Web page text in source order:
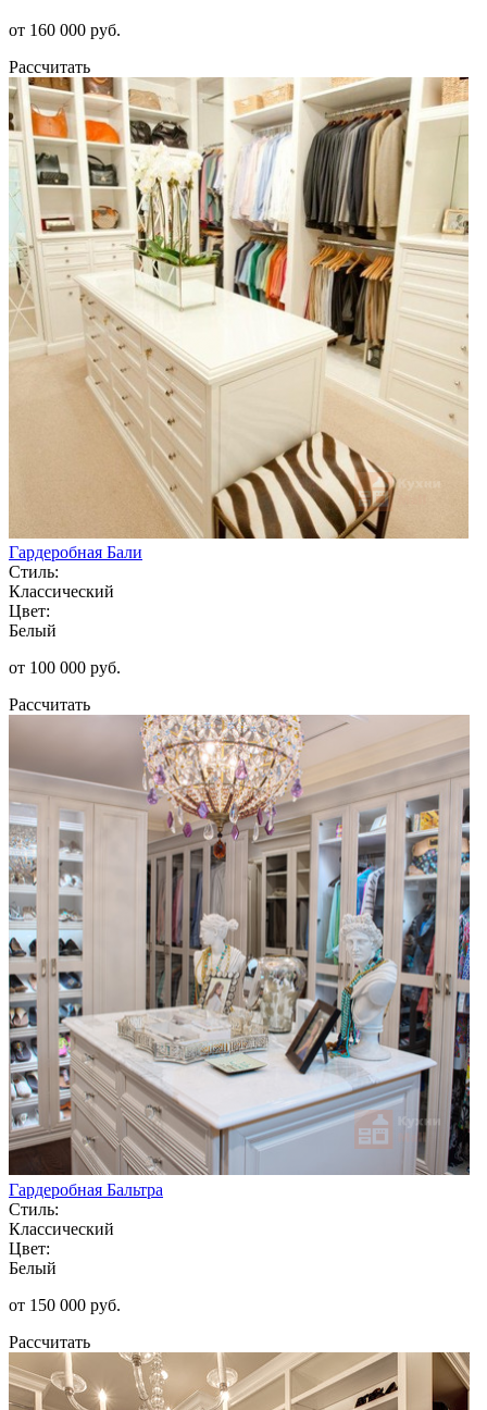
от 160 000 руб.
Рассчитать
Гардеробная Бали
Стиль:
Классический
Цвет:
Белый
от 100 000 руб.
Рассчитать
Гардеробная Бальтра
Стиль:
Классический
Цвет:
Белый
от 150 000 руб.
Рассчитать